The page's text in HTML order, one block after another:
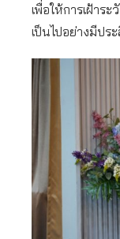
เพื่อให้การเฝ้าร
เป็นไปอย่างมีปร